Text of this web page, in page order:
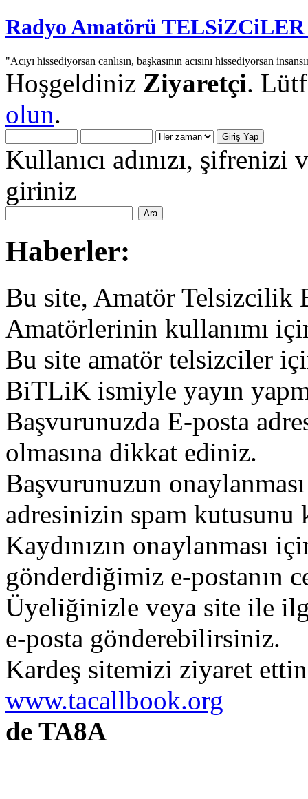
Radyo Amatörü
"Acıyı hissediyorsan canlısın, başkasının acısını hissediyorsan
Hoşgeldiniz Ziyaretçi.
olun.
Kullanıcı adınızı,
giriniz
Haberler:
Bu site, Amatör Telsizcilik
Amatörlerinin kullanımı
Bu site amatör telsizciler
BiTLiK ismiyle yayın
Başvurunuzda E-posta
olmasına dikkat ediniz.
Başvurunuzun
adresinizin spam
Kaydınızın onaylanması
gönderdiğimiz e-postanın
Üyeliğinizle veya site ile
e-posta gönderebilirsiniz.
Kardeş sitemizi ziyaret
www.tacallbook.org
de TA8A